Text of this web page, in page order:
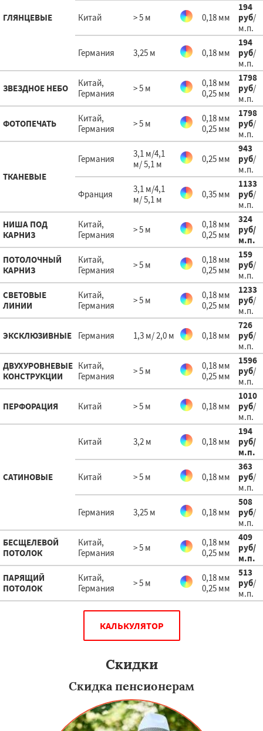
ГЛЯНЦЕВЫЕ Китай > 5 м 0,18 мм
194
руб/
м.п.
Германия 3,25 м 0,18 мм
194
руб/
м.п.
ЗВЕЗДНОЕ НЕБО
Китай,
Германия
> 5 м
0,18 мм
0,25 мм
1798
руб/
м.п.
ФОТОПЕЧАТЬ
Китай,
Германия
> 5 м
0,18 мм
0,25 мм
1798
руб/
м.п.
ТКАНЕВЫЕ
Германия
3,1 м/4,1
м/ 5,1 м
0,25 мм
943
руб/
м.п.
Франция
3,1 м/4,1
м/ 5,1 м
0,35 мм
1133
руб/
м.п.
НИША ПОД
КАРНИЗ
Китай,
Германия
> 5 м
0,18 мм
0,25 мм
324
руб/
м.п.
ПОТОЛОЧНЫЙ
КАРНИЗ
Китай,
Германия
> 5 м
0,18 мм
0,25 мм
159
руб/
м.п.
СВЕТОВЫЕ
ЛИНИИ
Китай,
Германия
> 5 м
0,18 мм
0,25 мм
1233
руб/
м.п.
ЭКСКЛЮЗИВНЫЕ Германия 1,3 м/ 2,0 м 0,18 мм
726
руб/
м.п.
ДВУХУРОВНЕВЫЕ
КОНСТРУКЦИИ
Китай,
Германия
> 5 м
0,18 мм
0,25 мм
1596
руб/
м.п.
ПЕРФОРАЦИЯ Китай > 5 м 0,18 мм
1010
руб/
м.п.
САТИНОВЫЕ
Китай 3,2 м 0,18 мм
194
руб/
м.п.
Китай > 5 м 0,18 мм
363
руб/
м.п.
Германия 3,25 м 0,18 мм
508
руб/
м.п.
БЕСЩЕЛЕВОЙ
ПОТОЛОК
Китай,
Германия
> 5 м
0,18 мм
0,25 мм
409
руб/
м.п.
ПАРЯЩИЙ
ПОТОЛОК
Китай,
Германия
> 5 м
0,18 мм
0,25 мм
513
руб/
м.п.
КАЛЬКУЛЯТОР
Скидки
Скидка пенсионерам